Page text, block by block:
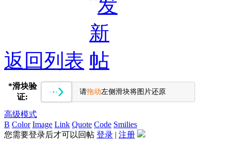
返回列表
*滑块验
证:
请拖动左侧滑块将图片还原
高级模式
B Color Image Link Quote Code Smilies
您需要登录后才可以回帖 登录 | 注册